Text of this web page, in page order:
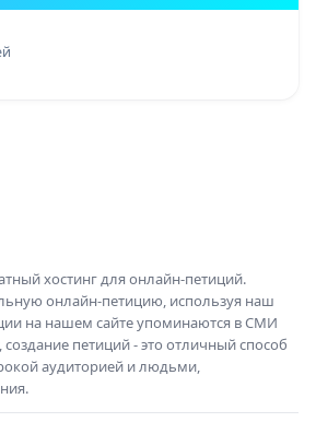
хостинг для онлайн-петиций.
онлайн-петицию, используя наш
на нашем сайте упоминаются в СМИ
петиций - это отличный способ
аудиторией и людьми,